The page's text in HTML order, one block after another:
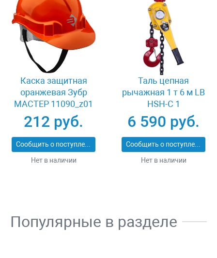
Каска защитная
оранжевая Зубр
МАСТЕР 11090_z01
212 руб.
Сообщить о поступлении
Нет в наличии
Таль цепная
рычажная 1 т 6 м LB
HSH-C 1
6 590 руб.
Сообщить о поступлении
Нет в наличии
Популярные в разделе